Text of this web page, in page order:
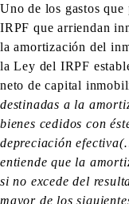
Uno de los gastos
IRPF que arriendan
la amortización del
la Ley del IRPF
neto de capital
destinadas a la
bienes cedidos con
depreciación
entiende que la
si no excede del
mayor de los